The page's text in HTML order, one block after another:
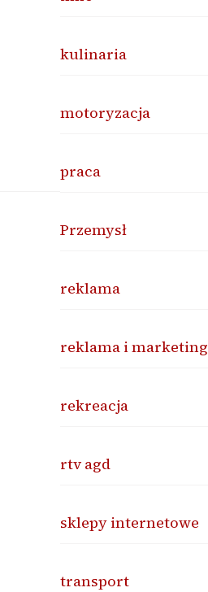
kulinaria
motoryzacja
praca
Przemysł
reklama
reklama i marketing
rekreacja
rtv agd
sklepy internetowe
transport